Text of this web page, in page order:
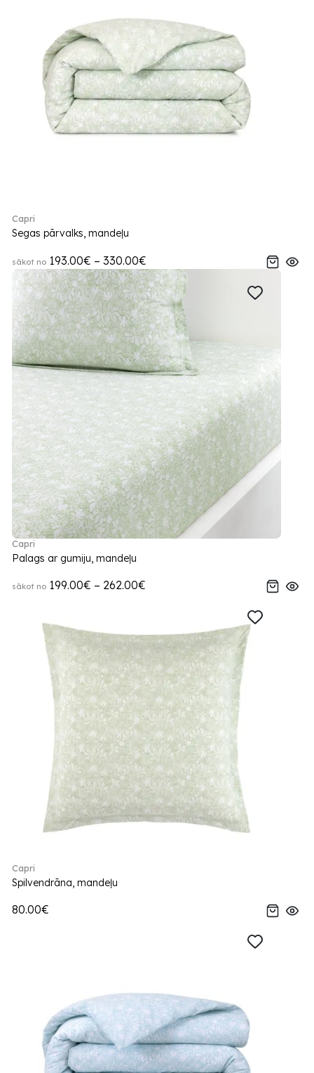
Capri
Segas pārvalks, mandeļu
sākot no 193.00€ – 330.00€
Capri
Palags ar gumiju, mandeļu
sākot no 199.00€ – 262.00€
Capri
Spilvendrāna, mandeļu
80.00€